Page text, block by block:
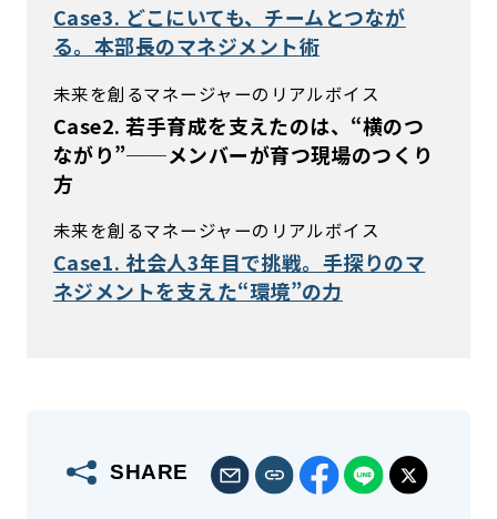
Case3. どこにいても、チームとつなが
る。本部長のマネジメント術
未来を創るマネージャーのリアルボイス
Case2. 若手育成を支えたのは、“横のつ
ながり”──メンバーが育つ現場のつくり
方
未来を創るマネージャーのリアルボイス
Case1. 社会人3年目で挑戦。手探りのマ
ネジメントを支えた“環境”の力
SHARE